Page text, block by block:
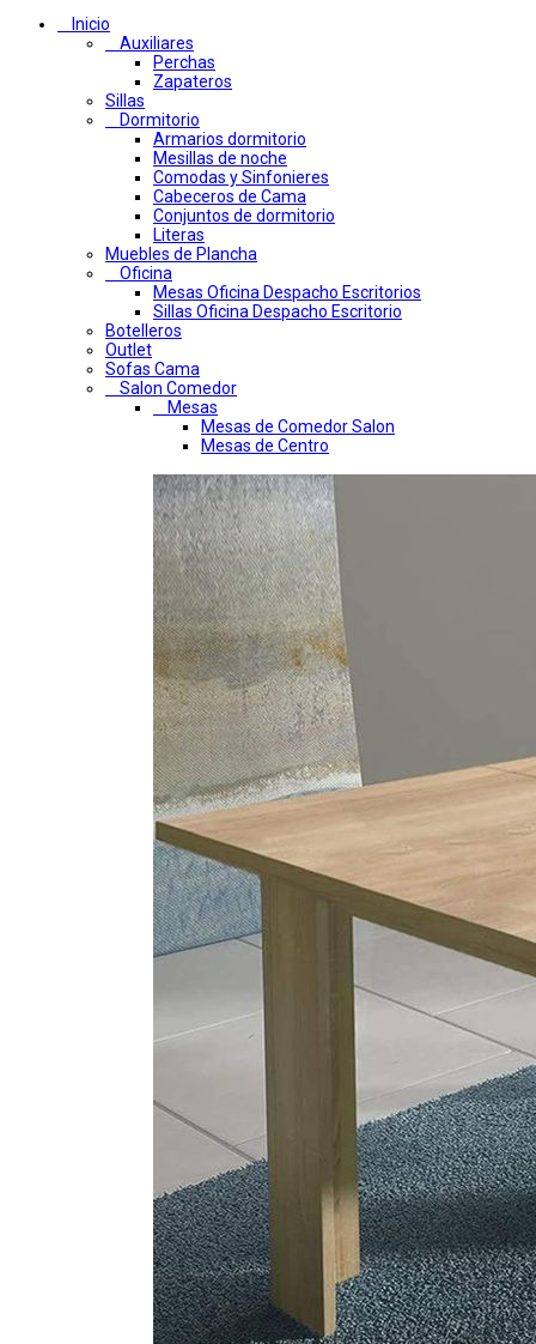
Inicio
Auxiliares
Perchas
Zapateros
Sillas
Dormitorio
Armarios dormitorio
Mesillas de noche
Comodas y Sinfonieres
Cabeceros de Cama
Conjuntos de dormitorio
Literas
Muebles de Plancha
Oficina
Mesas Oficina Despacho Escritorios
Sillas Oficina Despacho Escritorio
Botelleros
Outlet
Sofas Cama
Salon Comedor
Mesas
Mesas de Comedor Salon
Mesas de Centro